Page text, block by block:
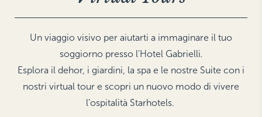
Hotel & Resort
LONDRA
The Franklin
The Gore
The Pelham
MILANO
Luxury Apartments
Grand Hotel Continental
Savoia Excelsior Palace
VENEZIA
Hotel Gabrielli
Gabrielli Luxury
Un viaggio visivo per aiutarti a immaginare il tuo
soggiorno presso l'Hotel Gabrielli.
Esplora il dehor, i giardini, la spa e le nostre Suite con i
nostri virtual tour e scopri un nuovo modo di vivere
l’ospitalità Starhotels.